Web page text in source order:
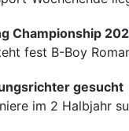
Championship
gesucht